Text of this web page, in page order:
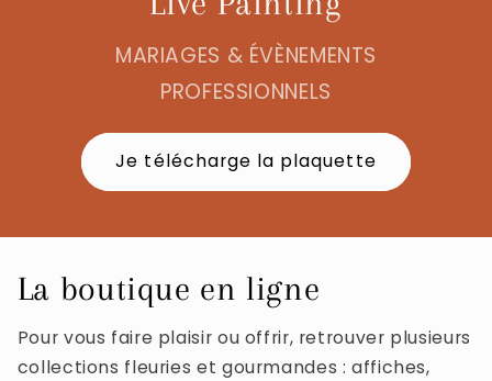
MARIAGES & ÉVÈNEMENTS
PROFESSIONNELS
Je télécharge la plaquette
La boutique en ligne
Pour vous faire plaisir ou offrir, retrouver plusieurs
collections fleuries et gourmandes : affiches,